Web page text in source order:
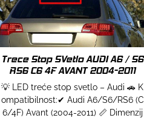
Trece Stop SVetlo AUDI A6 / S6
RS6 C6 4F AVANT 2004-2011
💡 LED treće stop svetlo – Audi 🚗 K
ompatibilnost:✔ Audi A6/S6/RS6 (C
6/4F) Avant (2004-2011) 📏 Dimenzij